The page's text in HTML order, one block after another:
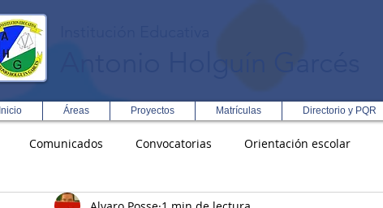
Inicio Áreas Proyectos Matrículas Directorio y PQR
Comunicados Convocatorias Orientación escolar